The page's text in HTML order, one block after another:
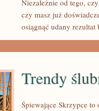
Niezależnie od tego,
czy masz już
osiągnąć udany rezultat
Trendy
Śpiewające Skrzypce